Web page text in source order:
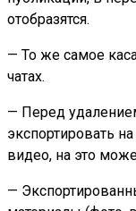
отобразятся.
— То же самое
чатах.
— Перед
экспортировать
видео, на это
—